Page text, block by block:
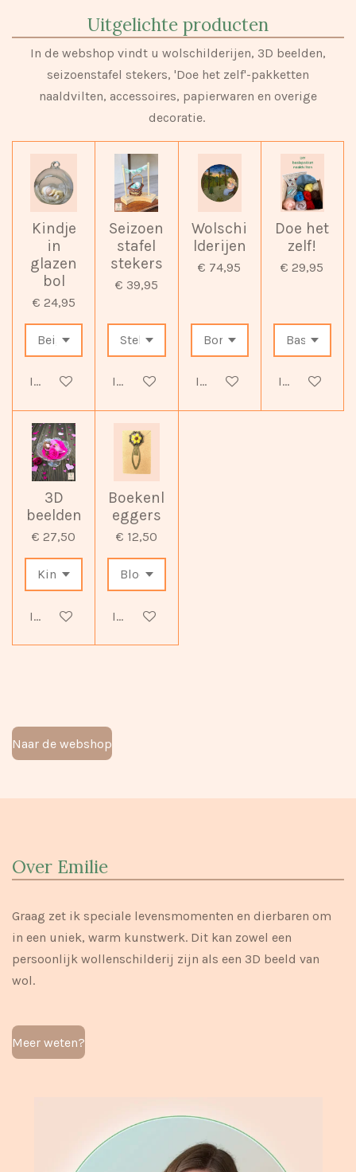
Uitgelichte producten
In de webshop vindt u wolschilderijen, 3D beelden,
seizoenstafel stekers, 'Doe het zelf'-pakketten
naaldvilten, accessoires, papierwaren en overige
decoratie.
Kindje
in
glazen
bol
€ 24,95
In winkelwagen
Seizoen
stafel
stekers
€ 39,95
In winkelwagen
Wolschi
lderijen
€ 74,95
In winkelwagen
Doe het
zelf!
€ 29,95
In
3D
beelden
€ 27,50
In winkelwagen
Boekenl
eggers
€ 12,50
In winkelwagen
Naar de webshop
Over Emilie
Graag zet ik speciale levensmomenten en dierbaren om
in een uniek, warm kunstwerk. Dit kan zowel een
persoonlijk wollenschilderij zijn als een 3D beeld van
wol.
Meer weten?